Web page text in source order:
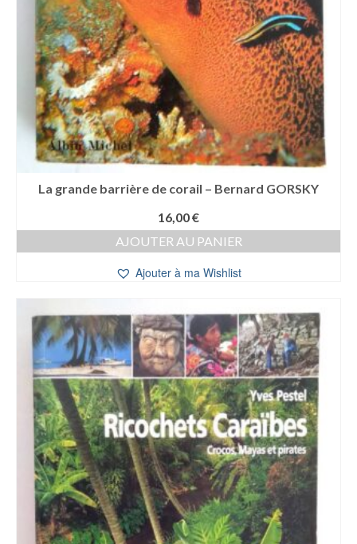
La grande barrière de corail – Bernard GORSKY
16,00€
AJOUTER AU PANIER
Ajouter à ma Wishlist